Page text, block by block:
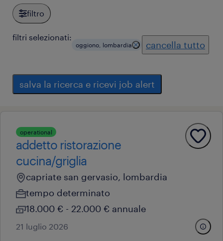
filtro
filtri selezionati:
oggiono, lombardia cancella tutto
salva la ricerca e ricevi job alert
operational
addetto ristorazione
cucina/griglia
capriate san gervasio, lombardia
tempo determinato
18.000 € - 22.000 € annuale
21 luglio 2026